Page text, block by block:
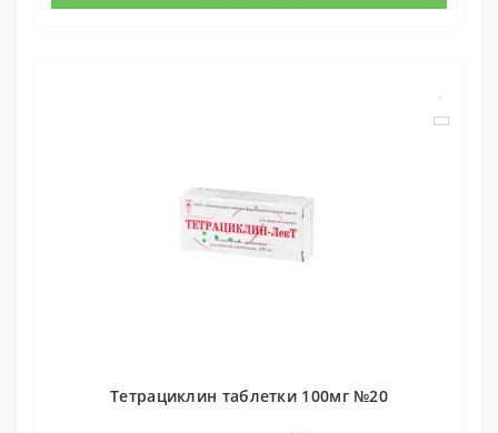
Тетрациклин таблетки 100мг №20